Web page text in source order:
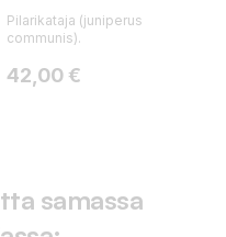
Pilarikataja (juniperus
communis).
Hinta
42,00 €
samassa